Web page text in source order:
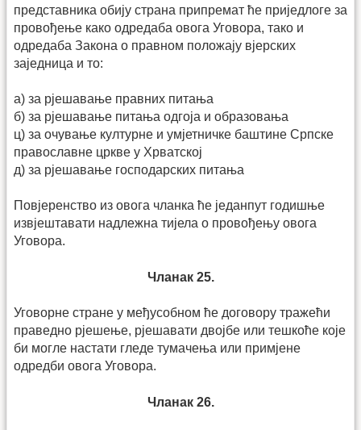
представника обију страна припремат ће приједлоге за
провођење како одредаба овога Уговора, тако и
одредаба Закона о правном положају вјерских
заједница и то:
а) за рјешавање правних питања
б) за рјешавање питања одгоја и образовања
ц) за очување културне и умјетничке баштине Српске
православне цркве у Хрватској
д) за рјешавање господарских питања
Повјеренство из овога чланка ће једанпут годишње
извјештавати надлежна тијела о провођењу овога
Уговора.
Чланак 25.
Уговорне стране у међусобном ће договору тражећи
правед­но рјешење, рјешавати двојбе или тешкоће које
би могле настати гледе тумачења или примјене
одредби овога Уговора.
Чланак 26.